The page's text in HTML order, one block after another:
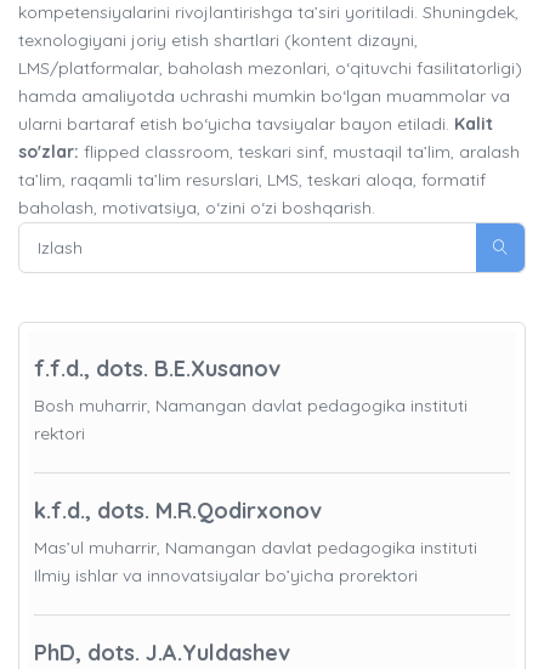
kompetensiyalarini rivojlantirishga ta’siri yoritiladi. Shuningdek,
texnologiyani joriy etish shartlari (kontent dizayni,
LMS/platformalar, baholash mezonlari, o‘qituvchi fasilitatorligi)
hamda amaliyotda uchrashi mumkin bo‘lgan muammolar va
ularni bartaraf etish bo‘yicha tavsiyalar bayon etiladi. Kalit
so'zlar: flipped classroom, teskari sinf, mustaqil ta’lim, aralash
ta’lim, raqamli ta’lim resurslari, LMS, teskari aloqa, formatif
baholash, motivatsiya, o‘zini o‘zi boshqarish.
f.f.d., dots. B.E.Xusanov
Bosh muharrir, Namangan davlat pedagogika instituti
rektori
k.f.d., dots. M.R.Qodirxonov
Mas’ul muharrir, Namangan davlat pedagogika instituti
Ilmiy ishlar va innovatsiyalar bo’yicha prorektori
PhD, dots. J.A.Yuldashev